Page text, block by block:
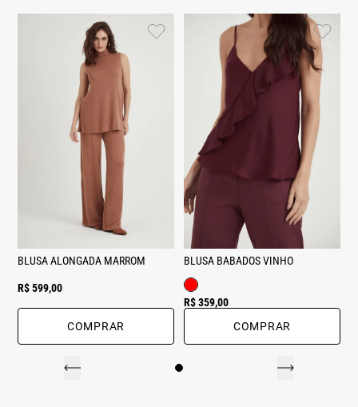
BLUSA ALONGADA MARROM
R$ 599,00
COMPRAR
BLUSA BABADOS VINHO
R$ 359,00
COMPRAR